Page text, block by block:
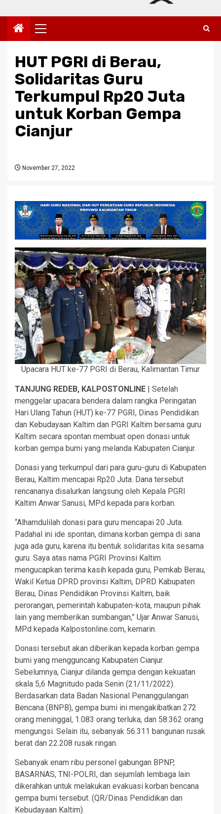
Primary
Menu
HUT PGRI di Berau,
Solidaritas Guru
Terkumpul Rp20 Juta
untuk Korban Gempa
Cianjur
November 27, 2022
Upacara HUT ke-77 PGRI di Berau, Kalimantan Timur
TANJUNG REDEB, KALPOSTONLINE | Setelah
menggelar upacara bendera dalam rangka Peringatan
Hari Ulang Tahun (HUT) ke-77 PGRI, Dinas Pendidikan
dan Kebudayaan Kaltim dan PGRI Kaltim bersama guru
Kaltim secara spontan membuat open donasi untuk
korban gempa bumi yang melanda Kabupaten Cianjur.
Donasi yang terkumpul dari para guru-guru di Kabupaten
Berau, Kaltim mencapai Rp20 Juta. Dana tersebut
rencananya disalurkan langsung oleh Kepala PGRI
Kaltim Anwar Sanusi, MPd kepada para korban.
“Alhamdulilah donasi para guru mencapai 20 Juta.
Padahal ini ide spontan, dimana korban gempa di sana
juga ada guru, karena itu bentuk solidaritas kita sesama
guru. Saya atas nama PGRI Provinsi Kaltim
mengucapkan terima kasih kepada guru, Pemkab Berau,
Wakil Ketua DPRD provinsi Kaltim, DPRD Kabupaten
Berau, Dinas Pendidikan Provinsi Kaltim, baik
perorangan, pemerintah kabupaten-kota, maupun pihak
lain yang memberikan sumbangan,” Ujar Anwar Sanusi,
MPd kepada Kalpostonline.com, kemarin.
Donasi tersebut akan diberikan kepada korban gempa
bumi yang mengguncang Kabupaten Cianjur.
Sebelumnya, Cianjur dilanda gempa dengan kekuatan
skala 5,6 Magnitudo pada Senin (21/11/2022).
Berdasarkan data Badan Nasional Penanggulangan
Bencana (BNPB), gempa bumi ini mengakibatkan 272
orang meninggal, 1.083 orang terluka, dan 58.362 orang
mengungsi. Selain itu, sebanyak 56.311 bangunan rusak
berat dan 22.208 rusak ringan.
Sebanyak enam ribu personel gabungan BPNP,
BASARNAS, TNI-POLRI, dan sejumlah lembaga lain
dikerahkan untuk melakukan evakuasi korban bencana
gempa bumi tersebut. (QR/Dinas Pendidikan dan
Kebudayaan Kaltim).